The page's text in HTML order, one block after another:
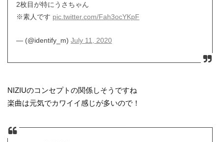
2枚目が特にうさちゃん
※素人です pic.twitter.com/Fah3ocYKpF
— (@identify_m) July 11, 2020
NIZIUのコンセプトの関係しそうですね
楽曲は元気でカワイイ感じが多いので！